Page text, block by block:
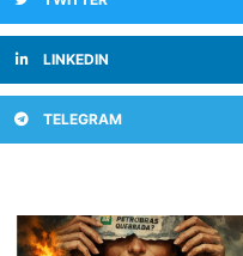
LINKEDIN
TELEGRAM